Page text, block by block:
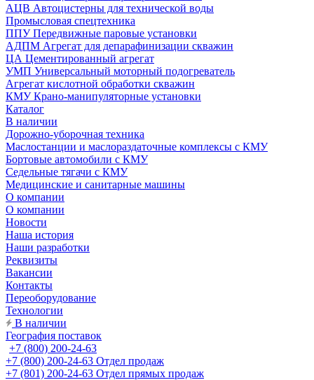
АЦВ Автоцистерны для технической воды
Промысловая спецтехника
ППУ Передвижные паровые установки
АДПМ Агрегат для депарафинизации скважин
ЦА Цементированный агрегат
УМП Универсальный моторный подогреватель
Агрегат кислотной обработки скважин
КМУ Крано-манипуляторные установки
Каталог
В наличии
Дорожно-уборочная техника
Маслостанции и маслораздаточные комплексы с КМУ
Бортовые автомобили с КМУ
Седельные тягачи с КМУ
Медицинские и санитарные машины
О компании
О компании
Новости
Наша история
Наши разработки
Реквизиты
Вакансии
Контакты
Переоборудование
Технологии
В наличии
География поставок
+7 (800) 200-24-63
+7 (800) 200-24-63 Отдел продаж
+7 (801) 200-24-63 Отдел прямых продаж